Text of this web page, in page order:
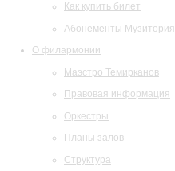
Как купить билет
Абонементы Музитория
О филармонии
Маэстро Темирканов
Правовая информация
Оркестры
Планы залов
Структура